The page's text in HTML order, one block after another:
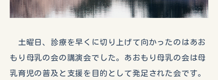
土曜日、診療を早くに切り上げて向かったのはあお
もり母乳の会の講演会でした。あおもり母乳の会は母
乳育児の普及と支援を目的として発足された会です。